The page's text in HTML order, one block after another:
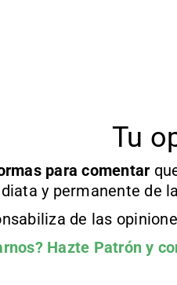
Tu
para comentar
y permanente de
de las
Hazte Patrón y